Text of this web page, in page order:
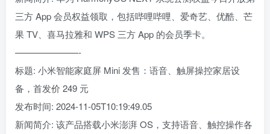
三方 App 会员权益领取，包括哔哩哔哩、爱奇艺、优酷、芒
果 TV、喜马拉雅和 WPS 三方 App 的会员季卡。
———————-
标题: 小米智能家庭屏 Mini 发售：语音、触屏操控家居设
备，首发价 249 元
发布时间: 2024-11-05T10:19:49.05
新闻简介: 该产品搭载小米澎湃 OS，支持语音、触控操作各